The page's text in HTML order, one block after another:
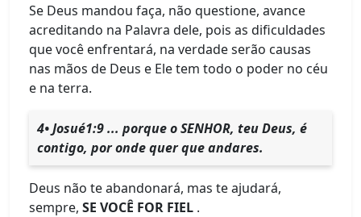
Se Deus mandou faça, não questione, avance
acreditando na Palavra dele, pois as dificuldades
que você enfrentará, na verdade serão causas
nas mãos de Deus e Ele tem todo o poder no céu
e na terra.
4• Josué1:9 ... porque o SENHOR, teu Deus, é
contigo, por onde quer que andares.
Deus não te abandonará, mas te ajudará,
sempre, SE VOCÊ FOR FIEL .